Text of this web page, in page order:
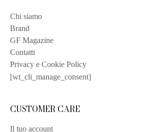
Chi siamo
Brand
GF Magazine
Contatti
Privacy e Cookie Policy
[wt_cli_manage_consent]
CUSTOMER CARE
Il tuo account